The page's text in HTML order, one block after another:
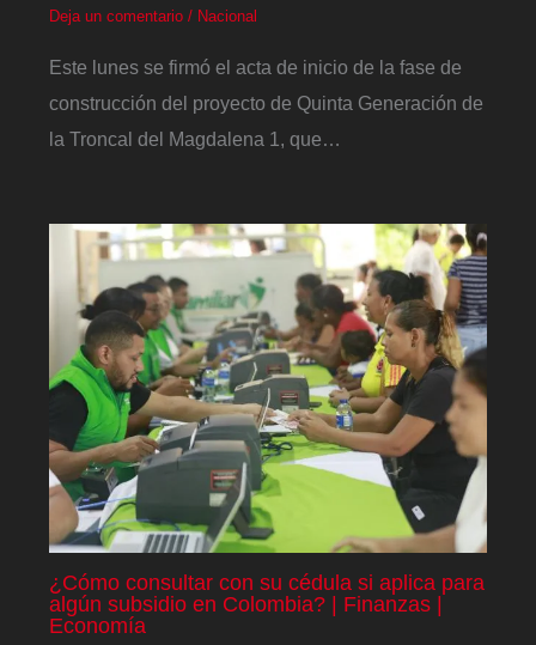
Deja un comentario / Nacional
Este lunes se firmó el acta de inicio de la fase de
construcción del proyecto de Quinta Generación de
la Troncal del Magdalena 1, que…
¿Cómo consultar con su cédula si aplica para
algún subsidio en Colombia? | Finanzas |
Economía